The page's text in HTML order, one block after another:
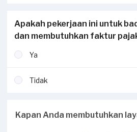
Apakah pekerjaan ini untuk
dan membutuhkan faktur
Ya
Tidak
Kapan Anda membutuhkan